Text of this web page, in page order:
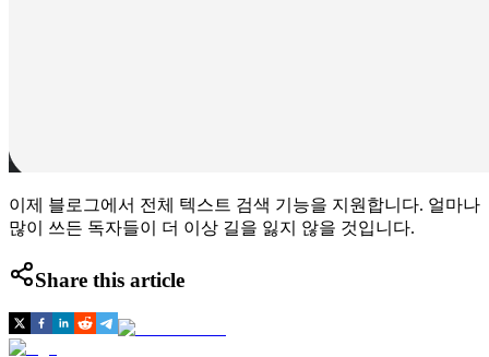
이제 블로그에서 전체 텍스트 검색 기능을 지원합니다. 얼마나
많이 쓰든 독자들이 더 이상 길을 잃지 않을 것입니다.
Share this article